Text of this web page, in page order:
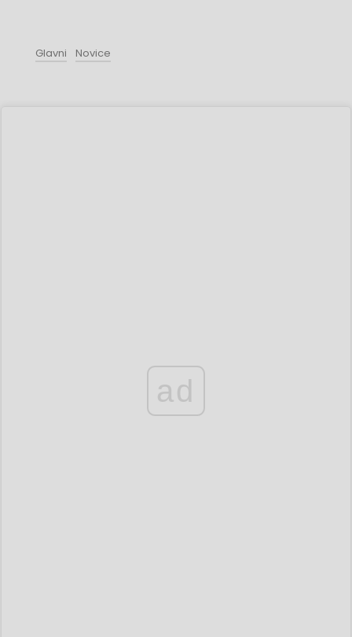
Glavni Novice
ad